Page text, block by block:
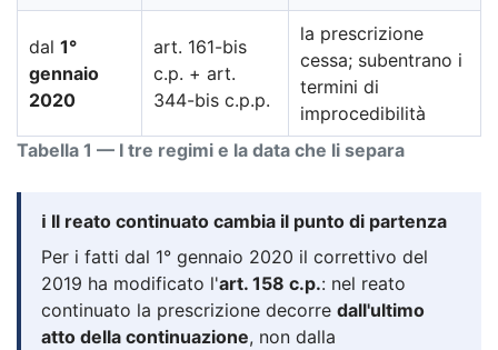
Tabella 1 — I tre regimi e la data che li separa
dal 1°
gennaio
2020
art. 161-bis
c.p. + art.
344-bis c.p.p.
la prescrizione
cessa; subentrano i
termini di
improcedibilità
ℹ️ Il reato continuato cambia il punto di partenza
Per i fatti dal 1° gennaio 2020 il correttivo del
2019 ha modificato l'art. 158 c.p.: nel reato
continuato la prescrizione decorre dall'ultimo
atto della continuazione, non dalla